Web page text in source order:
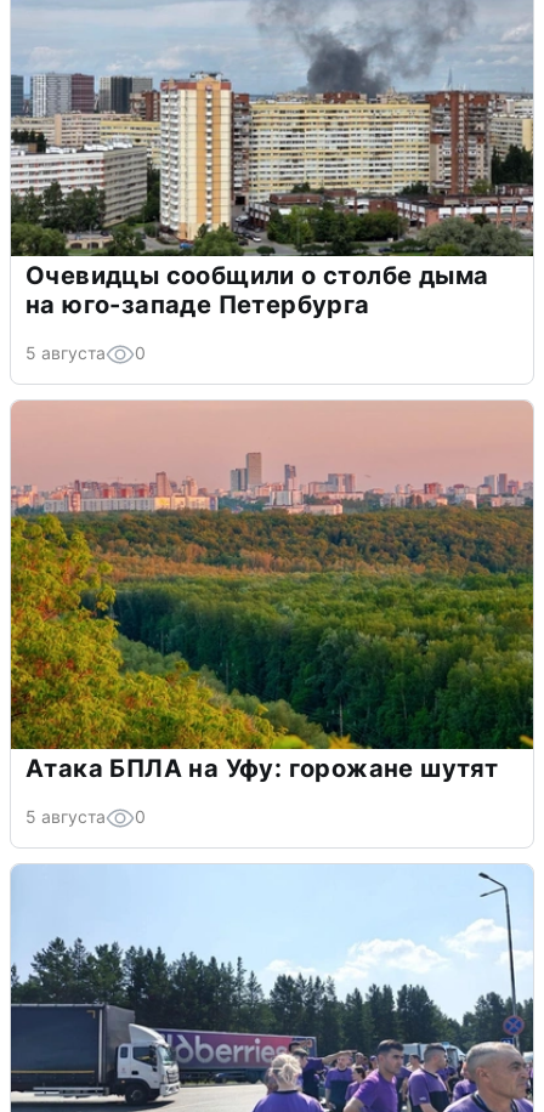
Очевидцы сообщили о столбе дыма
на юго-западе Петербурга
5 августа 0
Атака БПЛА на Уфу: горожане шутят
5 августа 0